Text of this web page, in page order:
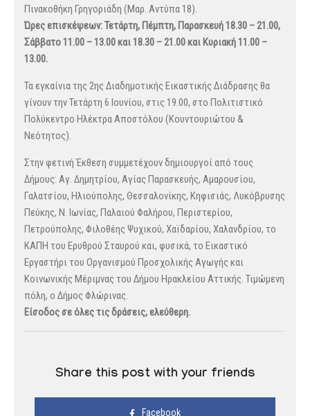
Πινακοθήκη Γρηγοριάδη (Μαρ. Αντύπα 18).
Ώρες επισκέψεων: Τετάρτη, Πέμπτη, Παρασκευή 18.30 – 21.00,
Σάββατο 11.00 – 13.00 και 18.30 – 21.00 και Κυριακή 11.00 –
13.00.
Τα εγκαίνια της 2ης Διαδημοτικής Εικαστικής Διάδρασης θα
γίνουν την Τετάρτη 6 Ιουνίου, στις 19.00, στο Πολιτιστικό
Πολύκεντρο Ηλέκτρα Αποστόλου (Κουντουριώτου &
Νεότητος).
Στην φετινή Έκθεση συμμετέχουν δημιουργοί από τους
Δήμους: Αγ. Δημητρίου, Αγίας Παρασκευής, Αμαρουσίου,
Γαλατσίου, Ηλιούπολης, Θεσσαλονίκης, Κηφισιάς, Λυκόβρυσης
Πεύκης, Ν. Ιωνίας, Παλαιού Φαλήρου, Περιστερίου,
Πετρούπολης, Φιλοθέης Ψυχικού, Χαϊδαρίου, Χαλανδρίου, το
ΚΑΠΗ του Ερυθρού Σταυρού και, φυσικά, το Εικαστικό
Εργαστήρι του Οργανισμού Προσχολικής Αγωγής και
Κοινωνικής Μέριμνας του Δήμου Ηρακλείου Αττικής. Τιμώμενη
πόλη, ο Δήμος Φλώρινας.
Είσοδος σε όλες τις δράσεις, ελεύθερη.
Share this post with your friends
Facebook